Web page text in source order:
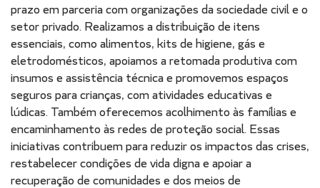
prazo em parceria com organizações da sociedade civil e o
setor privado. Realizamos a distribuição de itens
essenciais, como alimentos, kits de higiene, gás e
eletrodomésticos, apoiamos a retomada produtiva com
insumos e assistência técnica e promovemos espaços
seguros para crianças, com atividades educativas e
lúdicas. Também oferecemos acolhimento às famílias e
encaminhamento às redes de proteção social. Essas
iniciativas contribuem para reduzir os impactos das crises,
restabelecer condições de vida digna e apoiar a
recuperação de comunidades e dos meios de